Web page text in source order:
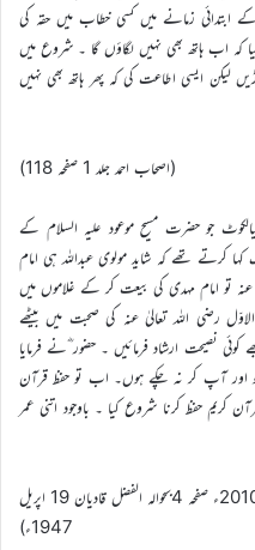
ابتدائی زمانے میں کسی خطاب میں حقہ کی
کہ اب ہاتھ بھی نہیں لگاؤں گا ۔ شروع میں
لیکن ایسی اطاعت کی کہ پھر ہاتھ بھی نہیں
(اصحاب احمد جلد 1 صفحہ 118)
جو حضرت مسیح موعود علیہ السلام کے
کرتے تھے کہ شاید مولوی عبداللہ ہی امام
تو امام مہدی کی بیعت کر کے غلاموں میں
رضی الله تعالیٰ عنہ کی صحبت میں بیٹھے
نصیحت ارشاد فرمائیں ۔ حضور ؓنے فرمایا
ہو اور آپ کر نہ چکے ہوں۔ اب تو حفظ قرآن
سال کی عمر میں قرآن کریم حفظ کرنا شروع کیا ۔ باوجود اتنی عمر
(ماخوذ از روزنامہ الفضل 8؍ دسمبر 2010ء صفحہ 4بحوالہ الفضل قادیان 19 اپریل
1947ء)